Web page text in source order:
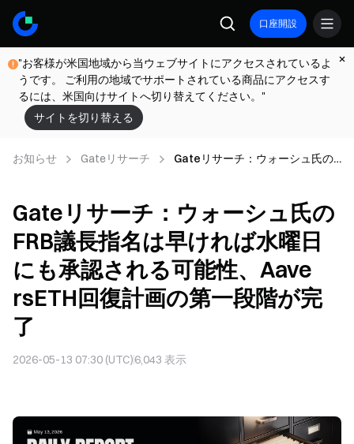
口座開設
"お客様が米国地域から当ウェブサイトにアクセスされているよ
うです。 ご利用の地域でサポートされている商品にアクセスす
るには、米国向けサイトへ切り替えてください。"
サイトを切り替える
お知らせ Gateリサーチ
Gateリサーチ：ウォーシュ氏の
rsETH回復計画の第一段階が完了
Gateリサーチ：ウォーシュ氏の
FRB議長指名は早ければ水曜日
にも承認される可能性、Aave
rsETH回復計画の第一段階が完
了
2026-05-13 07:30 (UTC)6,043 表示